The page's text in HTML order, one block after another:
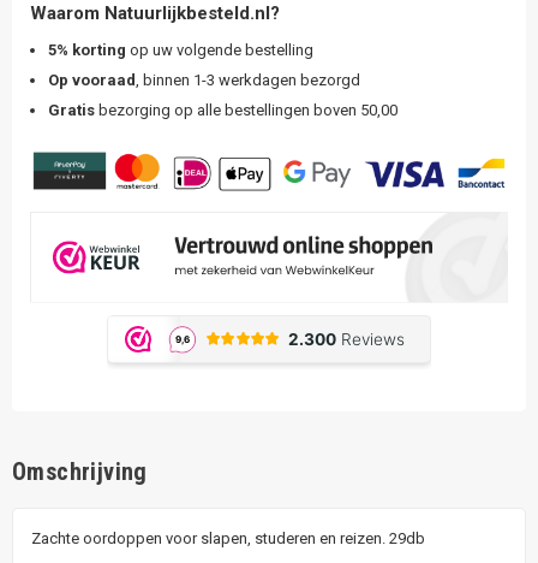
Waarom Natuurlijkbesteld.nl?
5% korting op uw volgende bestelling
Op vooraad
, binnen 1-3 werkdagen bezorgd
Gratis bezorging op alle bestellingen boven 50,00
Omschrijving
Zachte oordoppen voor slapen, studeren en reizen. 29db